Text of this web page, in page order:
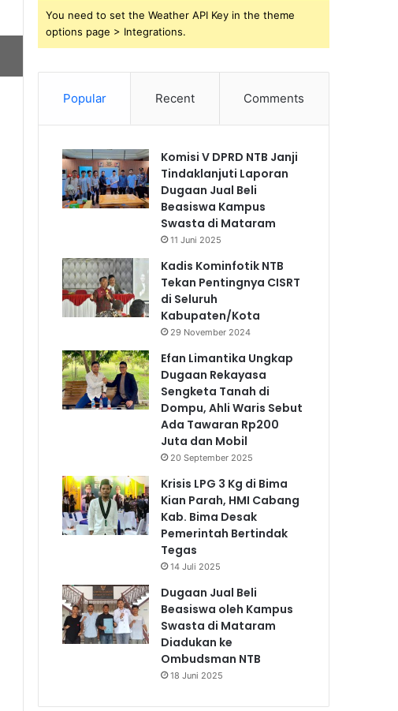
You need to set the Weather API Key in the theme
options page > Integrations.
Popular Recent Comments
Komisi V DPRD NTB Janji
Tindaklanjuti Laporan
Dugaan Jual Beli
Beasiswa Kampus
Swasta di Mataram
11 Juni 2025
Kadis Kominfotik NTB
Tekan Pentingnya CISRT
di Seluruh
Kabupaten/Kota
29 November 2024
Efan Limantika Ungkap
Dugaan Rekayasa
Sengketa Tanah di
Dompu, Ahli Waris Sebut
Ada Tawaran Rp200
Juta dan Mobil
20 September 2025
Krisis LPG 3 Kg di Bima
Kian Parah, HMI Cabang
Kab. Bima Desak
Pemerintah Bertindak
Tegas
14 Juli 2025
Dugaan Jual Beli
Beasiswa oleh Kampus
Swasta di Mataram
Diadukan ke
Ombudsman NTB
18 Juni 2025